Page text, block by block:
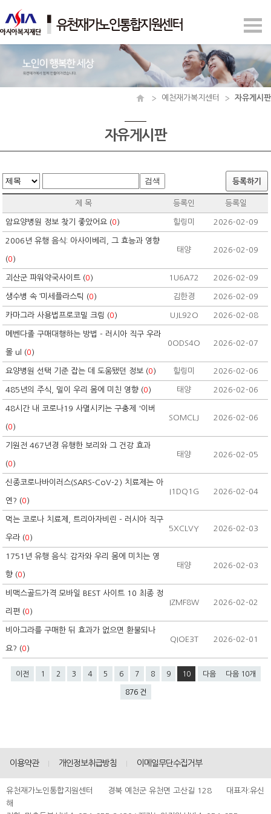
예천재가복지센터 자유게시판
자유게시판
검색 등록하기
제 목 등록인 등록일
암요양병원 정보 찾기 좋았어요 (0) 힐링미 2026-02-09
2006년 유행 음식: 아사이베리, 그 효능과 영향
(0)
태양 2026-02-09
괴산군 파워약국사이트 (0) 1U6A72 2026-02-09
생수병 속 ‘미세플라스틱 (0) 김한경 2026-02-09
카마그라 사용법프로코밀 크림 (0) UJL92O 2026-02-08
메벤다졸 구매대행하는 방법 - 러시아 직구 우라
몰 ul (0)
0ODS4O 2026-02-07
요양병원 선택 기준 잡는 데 도움됐던 정보 (0) 힐링미 2026-02-06
485년의 주식, 밀이 우리 몸에 미친 영향 (0) 태양 2026-02-06
48시간 내 코로나19 사멸시키는 구충제 '이버
(0)
SOMCLJ 2026-02-06
기원전 467년경 유행한 보리와 그 건강 효과
(0)
태양 2026-02-05
신종코로나바이러스(SARS-CoV-2) 치료제는 아
연? (0)
I1DQ1G 2026-02-04
먹는 코로나 치료제, 트리아자비린 - 러시아 직구
우라 (0)
5XCLVY 2026-02-03
1751년 유행 음식: 감자와 우리 몸에 미치는 영
향 (0)
태양 2026-02-03
비맥스골드가격 모바일 BEST 사이트 10 최종 정
리편 (0)
IZMF8W 2026-02-02
비아그라를 구매한 뒤 효과가 없으면 환불되나
요? (0)
QIOE3T 2026-02-01
이전 1 2 3 4 5 6 7 8 9 10 다음 다음 10개
876 건
이용약관 개인정보취급방침 이메일무단수집거부
유천재가노인통합지원센터 경북 예천군 유천면 고산길 128 대표자:유신
해